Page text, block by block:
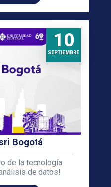
10
SEPTIEMBRE
Bogotá
de la tecnología
de datos!